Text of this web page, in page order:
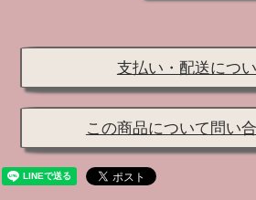
支払い・配送につ
この商品について問い